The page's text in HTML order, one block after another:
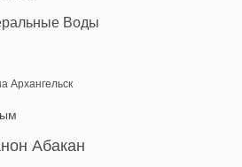
Воды
Архангельск
Абакан